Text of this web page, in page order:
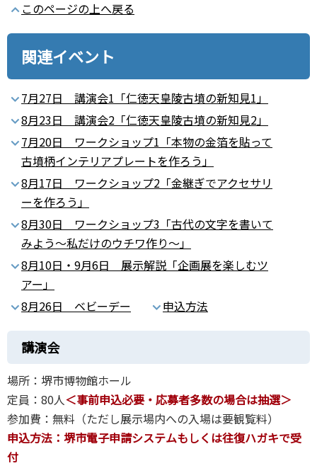
このページの上へ戻る
関連イベント
7月27日 講演会1「仁徳天皇陵古墳の新知見1」
8月23日 講演会2「仁徳天皇陵古墳の新知見2」
7月20日 ワークショップ1「本物の金箔を貼って
古墳柄インテリアプレートを作ろう」
8月17日 ワークショップ2「金継ぎでアクセサリ
ーを作ろう」
8月30日 ワークショップ3「古代の文字を書いて
みよう～私だけのウチワ作り～」
8月10日・9月6日 展示解説「企画展を楽しむツ
アー」
8月26日 ベビーデー
申込方法
講演会
場所：堺市博物館ホール
定員：80人＜事前申込必要・応募者多数の場合は抽選＞
参加費：無料（ただし展示場内への入場は要観覧料）
申込方法：堺市電子申請システムもしくは往復ハガキで受
付